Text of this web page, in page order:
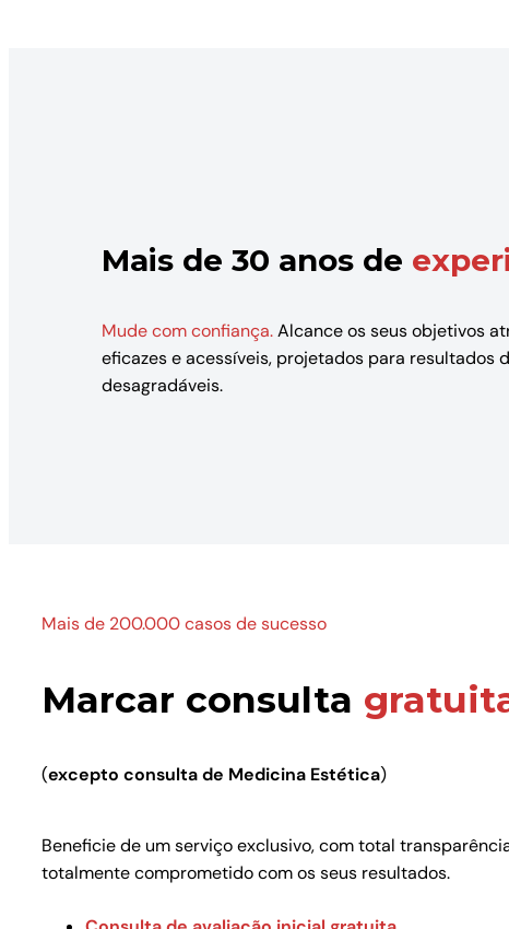
Mais de 30 anos de
Mude com confiança.Alcance os seus objetivos
eficazes e acessíveis, projetados para resultados
desagradáveis.
Mais de 200.000 casos de sucesso
Marcar consulta
(excepto consulta de Medicina Estética)
Beneficie de um serviço exclusivo, com total
totalmente comprometido com os seus resultados.